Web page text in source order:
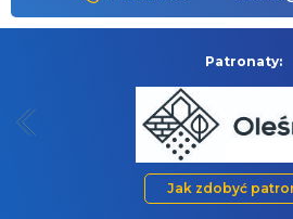
Patronaty:
Jak zdobyć